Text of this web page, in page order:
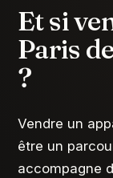
Et si
Paris
?
Vendre un
être un
accompagne